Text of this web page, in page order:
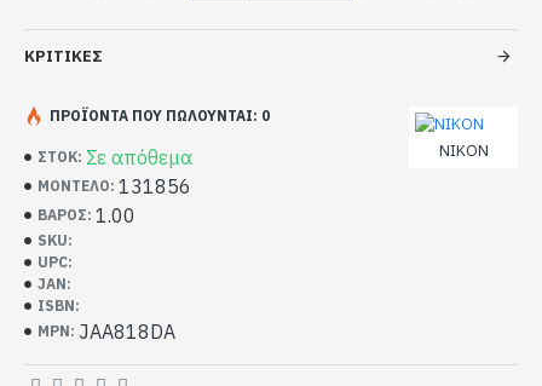
ΚΡΙΤΙΚΈΣ
ΣΤΟΚ: Σε απόθεμα
ΜΟΝΤΈΛΟ: 131856
ΒΆΡΟΣ: 1.00
SKU:
UPC:
JAN:
ISBN:
MPN: JAA818DA
NIKON
ΠΡΟΪΌΝΤΑ ΠΟΥ ΠΩΛΟΎΝΤΑΙ: 0